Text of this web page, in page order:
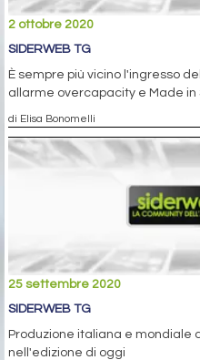
2 ottobre 2020
SIDERWEB TG
È sempre più vicino l'ingresso
allarme overcapacity e Made in
di Elisa Bonomelli
25 settembre 2020
SIDERWEB TG
Produzione italiana e mondiale
nell'edizione di oggi